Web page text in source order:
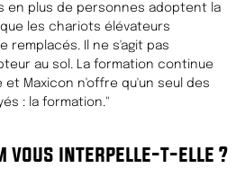
en plus de personnes adoptent la
les chariots élévateurs
remplacés. Il ne s'agit pas
au sol. La formation continue
Maxicon n'offre qu'un seul des
: la formation."
vous interpelle-t-elle ?